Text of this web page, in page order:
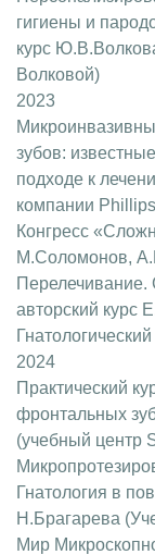
гигиены и
курс
Волковой)
2023
зубов:
подходе к
компании
Конгресс
М.Соломонов,
Перелечивание.
авторский курс
2024
Практический
фронтальных
(учебный центр
Гнатология в
Н.Брагарева
Мир